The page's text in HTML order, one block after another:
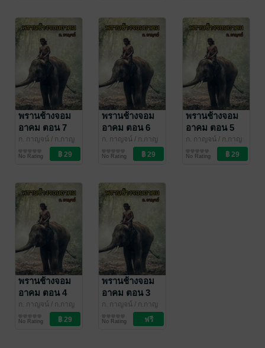
พรานช้างจอม
อาคม ตอน 7
ก. กาญจน์ / ก.กาญ
นิยายผจญภัย/บู๊แอก
ชัน
No Rating
พรานช้างจอม
อาคม ตอน 6
ก. กาญจน์ / ก.กาญ
นิยายผจญภัย/บู๊แอก
ชัน
No Rating
พรานช้างจอม
อาคม ตอน 5
ก. กาญจน์ / ก.กาญ
นิยายผจญภัย/บู๊แอก
ชัน
No Rating
พรานช้างจอม
อาคม ตอน 4
ก. กาญจน์ / ก.กาญ
นิยายผจญภัย/บู๊แอก
ชัน
No Rating
พรานช้างจอม
อาคม ตอน 3
ก. กาญจน์ / ก.กาญ
นิยายผจญภัย/บู๊แอก
ชัน
No Rating